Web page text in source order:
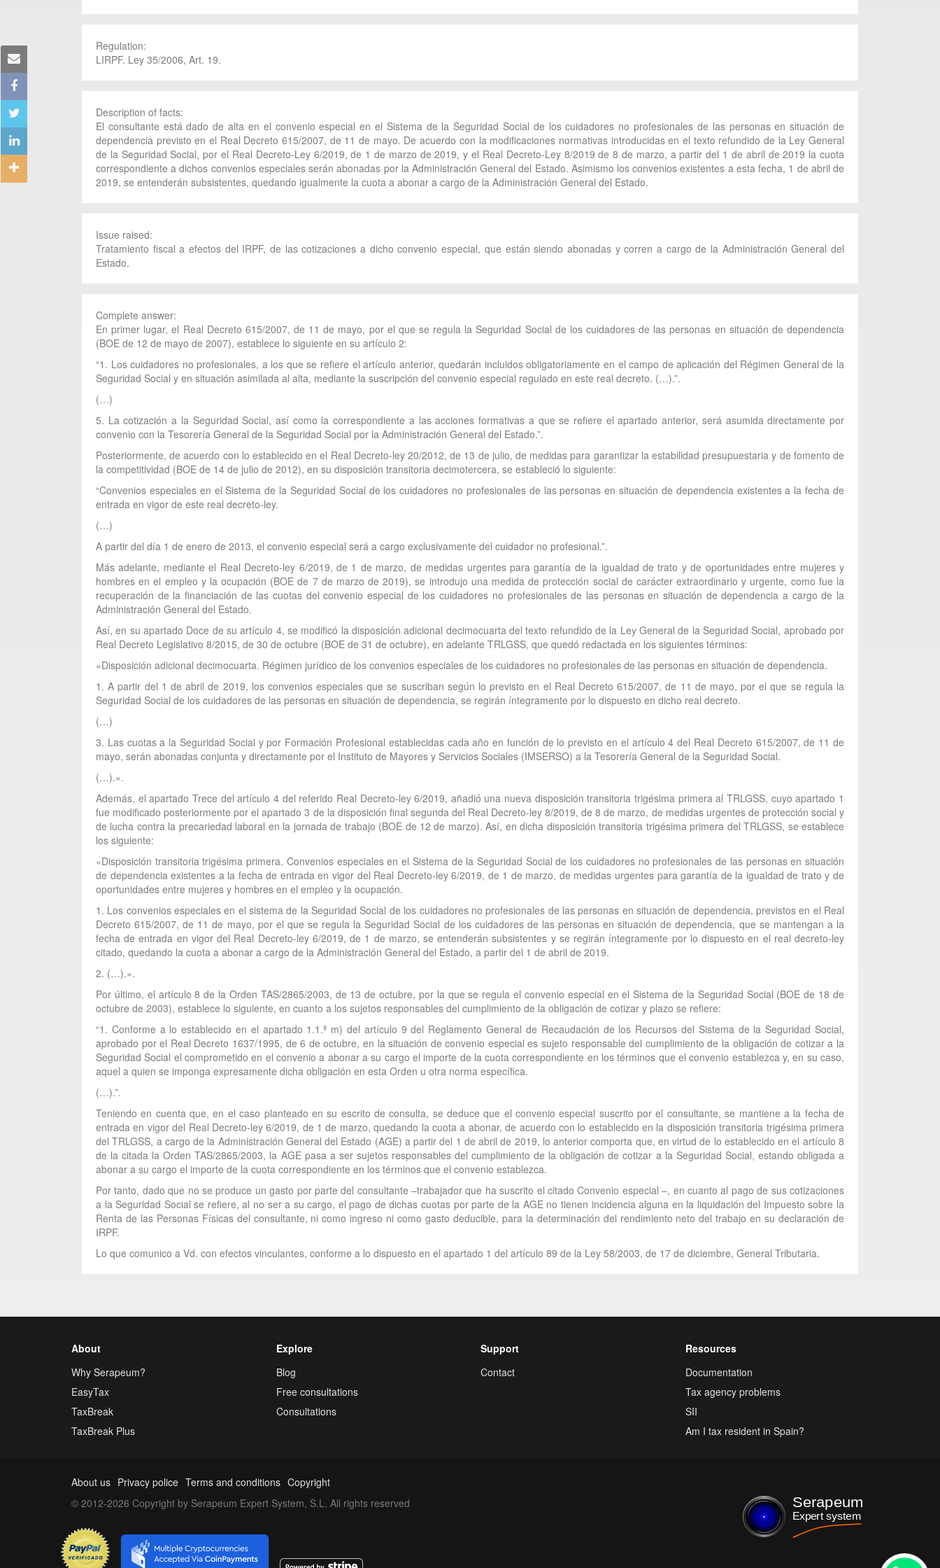
Regulation:
LIRPF. Ley 35/2006, Art. 19.
Description of facts:
El consultante está dado de alta en el convenio especial en el Sistema de la Seguridad Social de los cuidadores no profesionales de las personas en situación de
dependencia previsto en el Real Decreto 615/2007, de 11 de mayo. De acuerdo con la modificaciones normativas introducidas en el texto refundido de la Ley General
de la Seguridad Social, por el Real Decreto-Ley 6/2019, de 1 de marzo de 2019, y el Real Decreto-Ley 8/2019 de 8 de marzo, a partir del 1 de abril de 2019 la cuota
correspondiente a dichos convenios especiales serán abonadas por la Administración General del Estado. Asimismo los convenios existentes a esta fecha, 1 de abril de
2019, se entenderán subsistentes, quedando igualmente la cuota a abonar a cargo de la Administración General del Estado.
Issue raised:
Tratamiento fiscal a efectos del IRPF, de las cotizaciones a dicho convenio especial, que están siendo abonadas y corren a cargo de la Administración General del
Estado.
Complete answer:
En primer lugar, el Real Decreto 615/2007, de 11 de mayo, por el que se regula la Seguridad Social de los cuidadores de las personas en situación de dependencia
(BOE de 12 de mayo de 2007), establece lo siguiente en su artículo 2:
“1. Los cuidadores no profesionales, a los que se refiere el artículo anterior, quedarán incluidos obligatoriamente en el campo de aplicación del Régimen General de la
Seguridad Social y en situación asimilada al alta, mediante la suscripción del convenio especial regulado en este real decreto. (…).”.
(…)
5. La cotización a la Seguridad Social, así como la correspondiente a las acciones formativas a que se refiere el apartado anterior, será asumida directamente por
convenio con la Tesorería General de la Seguridad Social por la Administración General del Estado.”.
Posteriormente, de acuerdo con lo establecido en el Real Decreto-ley 20/2012, de 13 de julio, de medidas para garantizar la estabilidad presupuestaria y de fomento de
la competitividad (BOE de 14 de julio de 2012), en su disposición transitoria decimotercera, se estableció lo siguiente:
“Convenios especiales en el Sistema de la Seguridad Social de los cuidadores no profesionales de las personas en situación de dependencia existentes a la fecha de
entrada en vigor de este real decreto-ley.
(…)
A partir del día 1 de enero de 2013, el convenio especial será a cargo exclusivamente del cuidador no profesional.”.
Más adelante, mediante el Real Decreto-ley 6/2019, de 1 de marzo, de medidas urgentes para garantía de la igualdad de trato y de oportunidades entre mujeres y
hombres en el empleo y la ocupación (BOE de 7 de marzo de 2019), se introdujo una medida de protección social de carácter extraordinario y urgente, como fue la
recuperación de la financiación de las cuotas del convenio especial de los cuidadores no profesionales de las personas en situación de dependencia a cargo de la
Administración General del Estado.
Así, en su apartado Doce de su artículo 4, se modificó la disposición adicional decimocuarta del texto refundido de la Ley General de la Seguridad Social, aprobado por
Real Decreto Legislativo 8/2015, de 30 de octubre (BOE de 31 de octubre), en adelante TRLGSS, que quedó redactada en los siguientes términos:
«Disposición adicional decimocuarta. Régimen jurídico de los convenios especiales de los cuidadores no profesionales de las personas en situación de dependencia.
1. A partir del 1 de abril de 2019, los convenios especiales que se suscriban según lo previsto en el Real Decreto 615/2007, de 11 de mayo, por el que se regula la
Seguridad Social de los cuidadores de las personas en situación de dependencia, se regirán íntegramente por lo dispuesto en dicho real decreto.
(…)
3. Las cuotas a la Seguridad Social y por Formación Profesional establecidas cada año en función de lo previsto en el artículo 4 del Real Decreto 615/2007, de 11 de
mayo, serán abonadas conjunta y directamente por el Instituto de Mayores y Servicios Sociales (IMSERSO) a la Tesorería General de la Seguridad Social.
(…).».
Además, el apartado Trece del artículo 4 del referido Real Decreto-ley 6/2019, añadió una nueva disposición transitoria trigésima primera al TRLGSS, cuyo apartado 1
fue modificado posteriormente por el apartado 3 de la disposición final segunda del Real Decreto-ley 8/2019, de 8 de marzo, de medidas urgentes de protección social y
de lucha contra la precariedad laboral en la jornada de trabajo (BOE de 12 de marzo). Así, en dicha disposición transitoria trigésima primera del TRLGSS, se establece
los siguiente:
«Disposición transitoria trigésima primera. Convenios especiales en el Sistema de la Seguridad Social de los cuidadores no profesionales de las personas en situación
de dependencia existentes a la fecha de entrada en vigor del Real Decreto-ley 6/2019, de 1 de marzo, de medidas urgentes para garantía de la igualdad de trato y de
oportunidades entre mujeres y hombres en el empleo y la ocupación.
1. Los convenios especiales en el sistema de la Seguridad Social de los cuidadores no profesionales de las personas en situación de dependencia, previstos en el Real
Decreto 615/2007, de 11 de mayo, por el que se regula la Seguridad Social de los cuidadores de las personas en situación de dependencia, que se mantengan a la
fecha de entrada en vigor del Real Decreto-ley 6/2019, de 1 de marzo, se entenderán subsistentes y se regirán íntegramente por lo dispuesto en el real decreto-ley
citado, quedando la cuota a abonar a cargo de la Administración General del Estado, a partir del 1 de abril de 2019.
2. (…).».
Por último, el artículo 8 de la Orden TAS/2865/2003, de 13 de octubre, por la que se regula el convenio especial en el Sistema de la Seguridad Social (BOE de 18 de
octubre de 2003), establece lo siguiente, en cuanto a los sujetos responsables del cumplimiento de la obligación de cotizar y plazo se refiere:
“1. Conforme a lo establecido en el apartado 1.1.ª m) del artículo 9 del Reglamento General de Recaudación de los Recursos del Sistema de la Seguridad Social,
aprobado por el Real Decreto 1637/1995, de 6 de octubre, en la situación de convenio especial es sujeto responsable del cumplimiento de la obligación de cotizar a la
Seguridad Social el comprometido en el convenio a abonar a su cargo el importe de la cuota correspondiente en los términos que el convenio establezca y, en su caso,
aquel a quien se imponga expresamente dicha obligación en esta Orden u otra norma específica.
(…).”.
Teniendo en cuenta que, en el caso planteado en su escrito de consulta, se deduce que el convenio especial suscrito por el consultante, se mantiene a la fecha de
entrada en vigor del Real Decreto-ley 6/2019, de 1 de marzo, quedando la cuota a abonar, de acuerdo con lo establecido en la disposición transitoria trigésima primera
del TRLGSS, a cargo de la Administración General del Estado (AGE) a partir del 1 de abril de 2019, lo anterior comporta que, en virtud de lo establecido en el artículo 8
de la citada la Orden TAS/2865/2003, la AGE pasa a ser sujetos responsables del cumplimiento de la obligación de cotizar a la Seguridad Social, estando obligada a
abonar a su cargo el importe de la cuota correspondiente en los términos que el convenio establezca.
Por tanto, dado que no se produce un gasto por parte del consultante –trabajador que ha suscrito el citado Convenio especial –, en cuanto al pago de sus cotizaciones
a la Seguridad Social se refiere, al no ser a su cargo, el pago de dichas cuotas por parte de la AGE no tienen incidencia alguna en la liquidación del Impuesto sobre la
Renta de las Personas Físicas del consultante, ni como ingreso ni como gasto deducible, para la determinación del rendimiento neto del trabajo en su declaración de
IRPF.
Lo que comunico a Vd. con efectos vinculantes, conforme a lo dispuesto en el apartado 1 del artículo 89 de la Ley 58/2003, de 17 de diciembre, General Tributaria.
About
Why Serapeum?
EasyTax
TaxBreak
TaxBreak Plus
Explore
Blog
Free consultations
Consultations
Support
Contact
Resources
Documentation
Tax agency problems
SII
Am I tax resident in Spain?
About us Privacy police Terms and conditions Copyright
© 2012-2026 Copyright by Serapeum Expert System, S.L. All rights reserved